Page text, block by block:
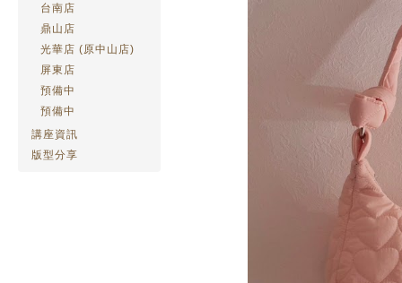
台南店
鼎山店
光華店 (原中山店)
屏東店
預備中
預備中
講座資訊
版型分享